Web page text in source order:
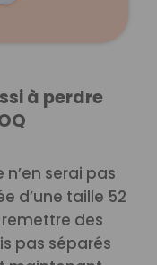
à perdre
n’en serai pas
d’une taille 52
des
pas séparés